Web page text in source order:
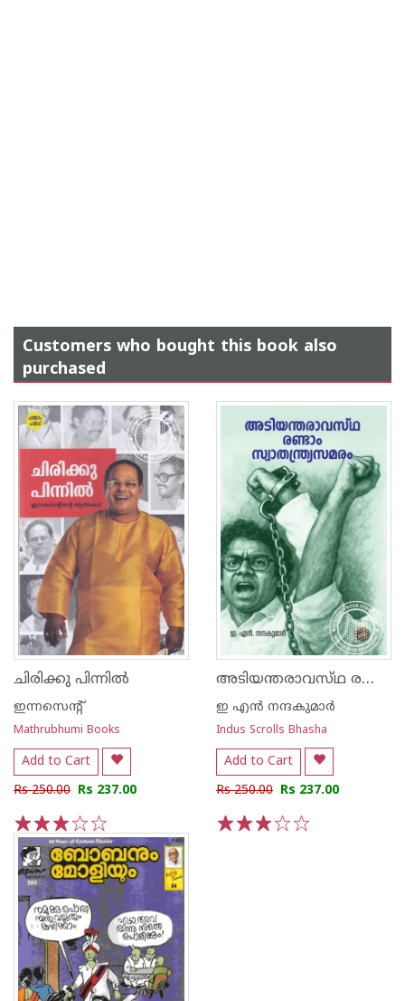
Customers who bought this book also
purchased
ചിരിക്കു പിന്നില്‍
ഇന്നസെന്റ്‌
Mathrubhumi Books
Add to Cart
Rs 250.00 Rs 237.00
5
4
3
2
1
അടിയന്തരാവസ്‌ഥ രണ്ടാം സ്വാതന്ത്ര്യ സമരം
ഇ എൻ നന്ദകുമാർ
Indus Scrolls Bhasha
Add to Cart
Rs 250.00 Rs 237.00